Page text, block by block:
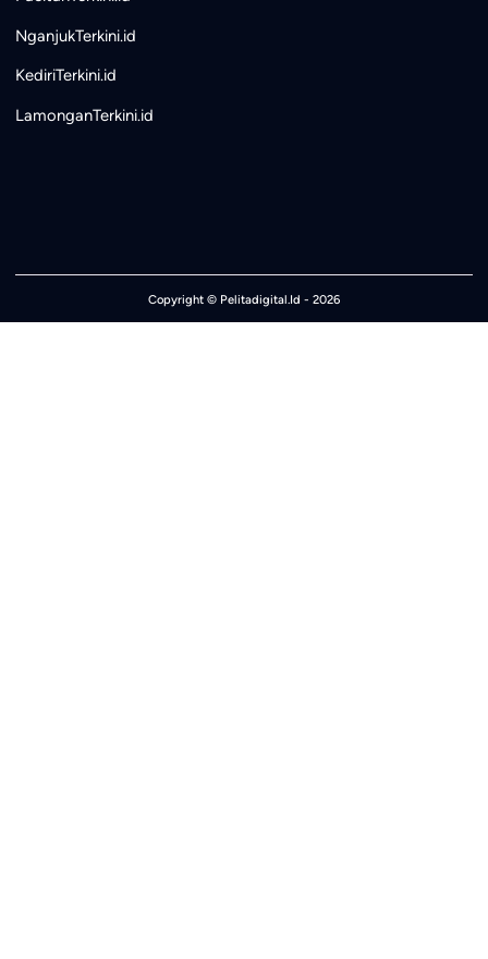
NganjukTerkini.id
KediriTerkini.id
LamonganTerkini.id
Copyright © Pelitadigital.Id - 2026